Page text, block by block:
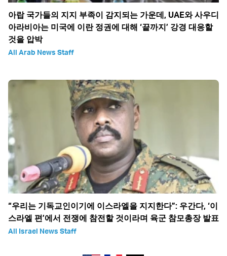
아랍 국가들의 지지 부족이 감지되는 가운데, UAE와 사우디
아라비아는 미국에 이란 정권에 대해 ‘끝까지’ 강경 대응할
것을 압박
All Arab News Staff
“우리는 기독교인이기에 이스라엘을 지지한다”: 우간다, ‘이
스라엘 편’에서 전쟁에 참전할 것이라며 육군 참모총장 발표
All Israel News Staff